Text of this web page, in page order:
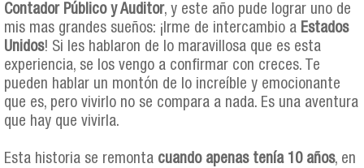
Contador Público y Auditor, y este año pude lograr uno de
mis mas grandes sueños: ¡Irme de intercambio a Estados
Unidos! Si les hablaron de lo maravillosa que es esta
experiencia, se los vengo a confirmar con creces. Te
pueden hablar un montón de lo increíble y emocionante
que es, pero vivirlo no se compara a nada. Es una aventura
que hay que vivirla.
Esta historia se remonta cuando apenas tenía 10 años, en